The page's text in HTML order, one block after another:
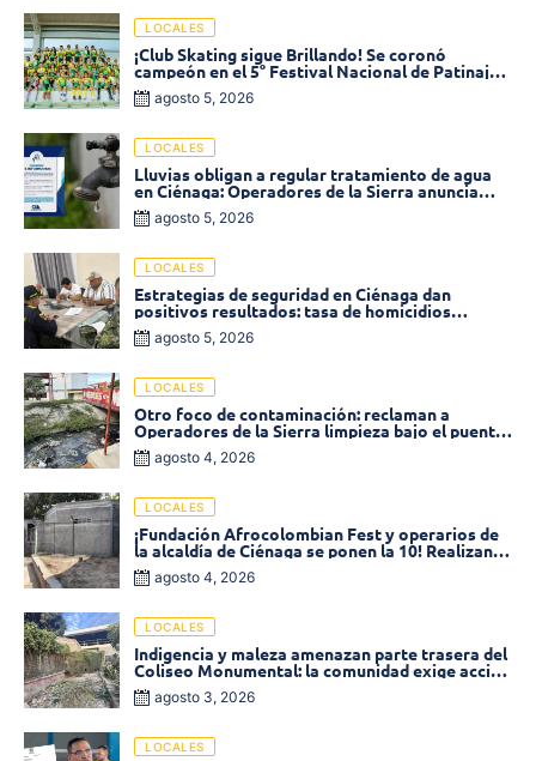
LOCALES
¡Club Skating sigue Brillando! Se coronó
campeón en el 5° Festival Nacional de Patinaje
«Soledad sobre Ruedas»
agosto 5, 2026
LOCALES
Lluvias obligan a regular tratamiento de agua
en Ciénaga: Operadores de la Sierra anuncia
baja presión en varios sectores
agosto 5, 2026
LOCALES
Estrategias de seguridad en Ciénaga dan
positivos resultados: tasa de homicidios
disminuyó un 58% en 2026
agosto 5, 2026
LOCALES
Otro foco de contaminación: reclaman a
Operadores de la Sierra limpieza bajo el puente
de la calle 19 con carrera 11
agosto 4, 2026
LOCALES
¡Fundación Afrocolombian Fest y operarios de
la alcaldía de Ciénaga se ponen la 10! Realizan
limpieza de la parte posterior del Coliseo
Monumental
agosto 4, 2026
LOCALES
Indigencia y maleza amenazan parte trasera del
Coliseo Monumental: la comunidad exige acción
inmediata!
agosto 3, 2026
LOCALES